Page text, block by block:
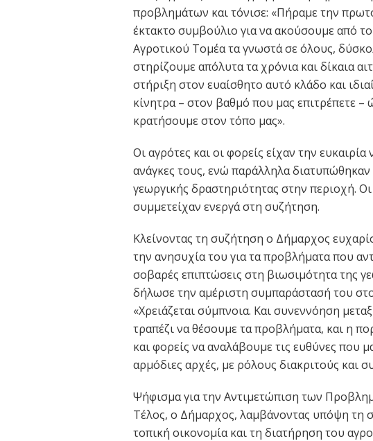
προβλημάτων και τόνισε: «Πήραμε την
έκτακτο συμβούλιο για να ακούσουμε από
Αγροτικού Τομέα τα γνωστά σε όλους,
στηρίζουμε απόλυτα τα χρόνια και δίκαια
στήριξη στον ευαίσθητο αυτό κλάδο και
κίνητρα – στον βαθμό που μας επιτρέπετε
κρατήσουμε στον τόπο μας».
Οι αγρότες και οι φορείς είχαν την
ανάγκες τους, ενώ παράλληλα διατυπώθηκαν
γεωργικής δραστηριότητας στην περιοχή.
συμμετείχαν ενεργά στη συζήτηση.
Κλείνοντας τη συζήτηση ο Δήμαρχος
την ανησυχία του για τα προβλήματα που
σοβαρές επιπτώσεις στη βιωσιμότητα της
δήλωσε την αμέριστη συμπαράστασή του
«Χρειάζεται σύμπνοια. Και συνεννόηση
τραπέζι να θέσουμε τα προβλήματα, και η
και φορείς να αναλάβουμε τις ευθύνες που
αρμόδιες αρχές, με ρόλους διακριτούς και
Ψήφισμα για την Αντιμετώπιση των
Τέλος, ο Δήμαρχος, λαμβάνοντας υπόψη τη
τοπική οικονομία και τη διατήρηση του